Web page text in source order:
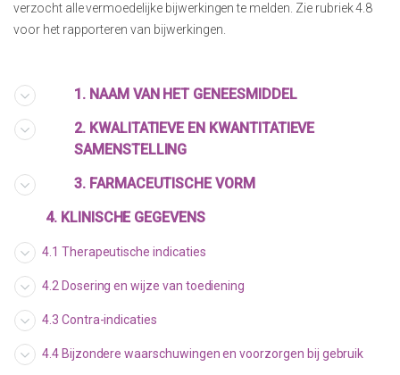
verzocht alle vermoedelijke bijwerkingen te melden. Zie rubriek 4.8
voor het rapporteren van bijwerkingen.
1. NAAM VAN HET GENEESMIDDEL
2. KWALITATIEVE EN KWANTITATIEVE
SAMENSTELLING
3. FARMACEUTISCHE VORM
4. KLINISCHE GEGEVENS
4.1 Therapeutische indicaties
4.2 Dosering en wijze van toediening
4.3 Contra-indicaties
4.4 Bijzondere waarschuwingen en voorzorgen bij gebruik